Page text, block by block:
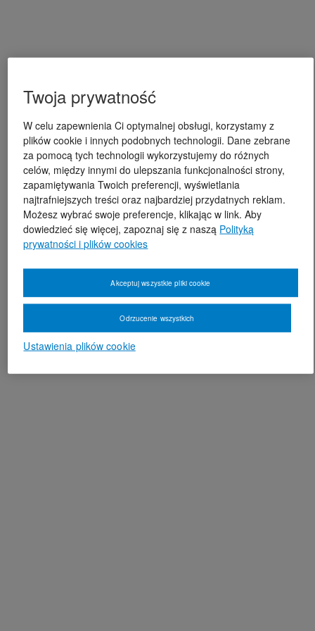
Twoja prywatność
W celu zapewnienia Ci optymalnej obsługi, korzystamy z
plików cookie i innych podobnych technologii. Dane zebrane
za pomocą tych technologii wykorzystujemy do różnych
celów, między innymi do ulepszania funkcjonalności strony,
zapamiętywania Twoich preferencji, wyświetlania
najtrafniejszych treści oraz najbardziej przydatnych reklam.
Możesz wybrać swoje preferencje, klikając w link. Aby
dowiedzieć się więcej, zapoznaj się z naszą Polityką
prywatności i plików cookies
Ustawienia plików cookie
Odrzucenie wszystkich
Akceptuj wszystkie pliki cookie